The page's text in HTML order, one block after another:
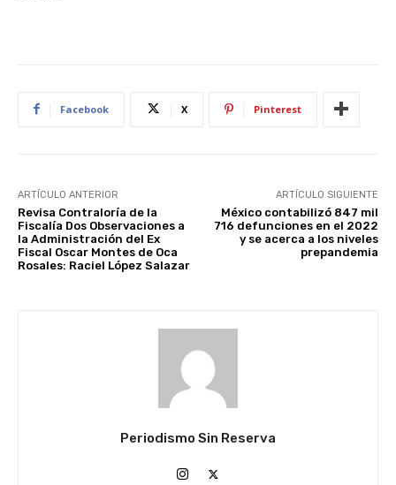
Facebook X Pinterest
ARTÍCULO ANTERIOR
Revisa Contraloría de la
Fiscalía Dos Observaciones a
la Administración del Ex
Fiscal Oscar Montes de Oca
Rosales: Raciel López Salazar
ARTÍCULO SIGUIENTE
México contabilizó 847 mil
716 defunciones en el 2022
y se acerca a los niveles
prepandemia
Periodismo Sin Reserva